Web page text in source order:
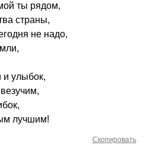
ты рядом,
страны,
не надо,
и улыбок,
лучшим!
Скопировать